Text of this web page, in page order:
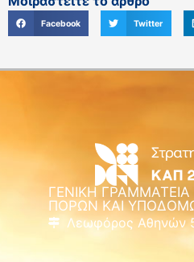
Facebook Twitter
ΓΕΝΙΚΗ
ΠΟΡΩΝ ΚΑΙ
Λεωφόρος Αθηνών